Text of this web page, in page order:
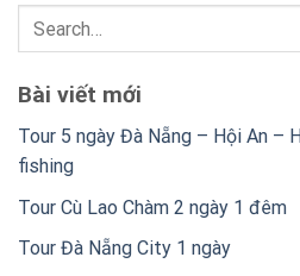
Bài viết mới
Tour 5 ngày Đà Nẵng – Hội An –
fishing
Tour Cù Lao Chàm 2 ngày 1 đêm
Tour Đà Nẵng City 1 ngày